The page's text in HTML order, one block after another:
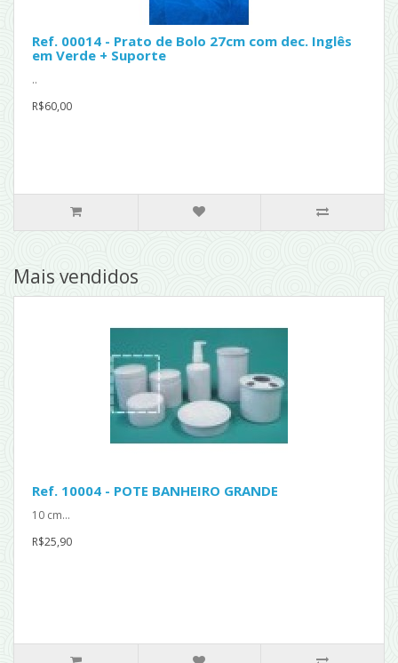
Ref. 00014 - Prato de Bolo 27cm com dec. Inglês
em Verde + Suporte
..
R$60,00
Mais vendidos
Ref. 10004 - POTE BANHEIRO GRANDE
10 cm...
R$25,90